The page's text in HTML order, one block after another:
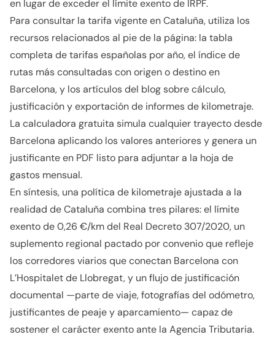
en lugar de exceder el límite exento de IRPF.
Para consultar la tarifa vigente en Cataluña, utiliza los
recursos relacionados al pie de la página: la tabla
completa de tarifas españolas por año, el índice de
rutas más consultadas con origen o destino en
Barcelona, y los artículos del blog sobre cálculo,
justificación y exportación de informes de kilometraje.
La calculadora gratuita simula cualquier trayecto desde
Barcelona aplicando los valores anteriores y genera un
justificante en PDF listo para adjuntar a la hoja de
gastos mensual.
En síntesis, una política de kilometraje ajustada a la
realidad de Cataluña combina tres pilares: el límite
exento de 0,26 €/km del Real Decreto 307/2020, un
suplemento regional pactado por convenio que refleje
los corredores viarios que conectan Barcelona con
L’Hospitalet de Llobregat, y un flujo de justificación
documental —parte de viaje, fotografías del odómetro,
justificantes de peaje y aparcamiento— capaz de
sostener el carácter exento ante la Agencia Tributaria.